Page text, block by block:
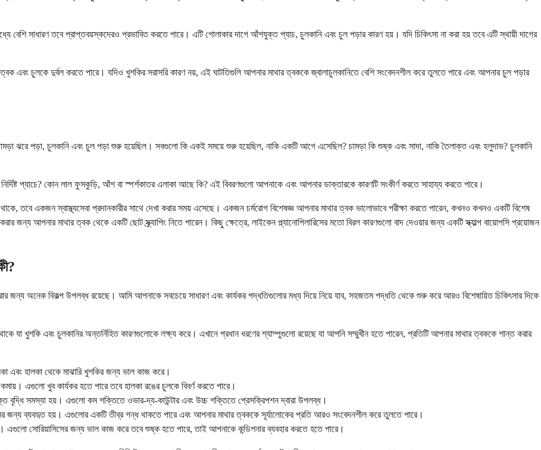
মধ্যে বেশি সাধারণ তবে প্রাপ্তবয়স্কদেরও প্রভাবিত করতে পারে। এটি গোলাকার দাগে আঁশযুক্ত প্যাচ, চুলকানি এবং চুল পড়ার কারণ হয়। যদি চিকিৎসা না করা হয় তবে এটি স্থায়ী দাগের
এবং চুলকে দুর্বল করতে পারে। যদিও খুশকির সরাসরি কারণ নয়, এই ঘাটতিগুলি আপনার মাথার ত্বককে জ্বালাচুলকানিতে বেশি সংবেদনশীল করে তুলতে পারে এবং আপনার চুল পড়ার
ঝরে পড়া, চুলকানি এবং চুল পড়া শুরু হয়েছিল। সবগুলো কি একই সময়ে শুরু হয়েছিল, নাকি একটি আগে এসেছিল? চামড়া কি শুষ্ক এবং সাদা, নাকি তৈলাক্ত এবং হলুদাভ? চুলকানি
প্যাচে? কোন লাল ফুসকুড়ি, আঁশ বা স্পর্শকাতর এলাকা আছে কি? এই বিবরণগুলো আপনাকে এবং আপনার ডাক্তারকে কারণটি সংকীর্ণ করতে সাহায্য করতে পারে।
তবে একজন স্বাস্থ্যসেবা প্রদানকারীর সাথে দেখা করার সময় এসেছে। একজন চর্মরোগ বিশেষজ্ঞ আপনার মাথার ত্বক ভালোভাবে পরীক্ষা করতে পারেন, কখনও কখনও একটি বিশেষ
জন্য আপনার মাথার ত্বক থেকে একটি ছোট স্ক্র্যাপিং নিতে পারেন। কিছু ক্ষেত্রে, লাইকেন প্ল্যানোপিলারিসের মতো বিরল কারণগুলো বাদ দেওয়ার জন্য একটি স্ক্যাল্প বায়োপসি প্রয়োজন
জন্য অনেক বিকল্প উপলব্ধ রয়েছে। আমি আপনাকে সবচেয়ে সাধারণ এবং কার্যকর পদ্ধতিগুলোর মধ্য দিয়ে নিয়ে যাব, সহজতম পদ্ধতি থেকে শুরু করে আরও বিশেষায়িত চিকিৎসার দিকে
যা খুশকি এবং চুলকানির অন্তর্নিহিত কারণগুলোকে লক্ষ্য করে। এখানে প্রধান ধরণের শ্যাম্পুগুলো রয়েছে যা আপনি সম্মুখীন হতে পারেন, প্রতিটি আপনার মাথার ত্বককে শান্ত করার
এবং হালকা থেকে মাঝারি খুশকির জন্য ভাল কাজ করে।
এগুলো খুব কার্যকর হতে পারে তবে হালকা রঙের চুলকে বিবর্ণ করতে পারে।
বৃদ্ধি সমস্যা হয়। এগুলো কম শক্তিতে ওভার-দ্য-কাউন্টার এবং উচ্চ শক্তিতে প্রেসক্রিপশন দ্বারা উপলব্ধ।
জন্য ব্যবহৃত হয়। এগুলোর একটি তীব্র গন্ধ থাকতে পারে এবং আপনার মাথার ত্বককে সূর্যালোকের প্রতি আরও সংবেদনশীল করে তুলতে পারে।
সোরিয়াসিসের জন্য ভাল কাজ করে তবে শুষ্ক হতে পারে, তাই আপনাকে কন্ডিশনার ব্যবহার করতে হতে পারে।